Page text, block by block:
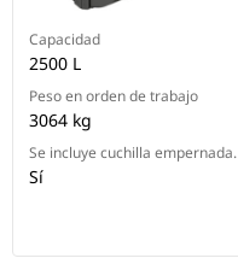
Capacidad
2500 L
Peso en orden de trabajo
3064 kg
Se incluye cuchilla empernada.
Sí